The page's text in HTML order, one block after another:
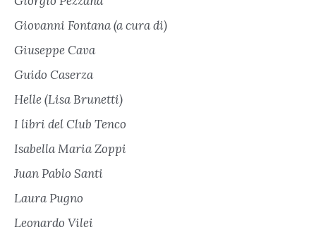
Giovanni Fontana (a cura di)
Giuseppe Cava
Guido Caserza
Helle (Lisa Brunetti)
I libri del Club Tenco
Isabella Maria Zoppi
Juan Pablo Santi
Laura Pugno
Leonardo Vilei